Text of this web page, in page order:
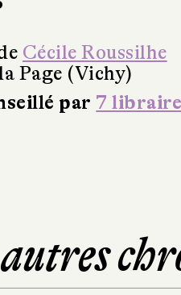
Cécile Roussilhe
Page (Vichy)
par 7